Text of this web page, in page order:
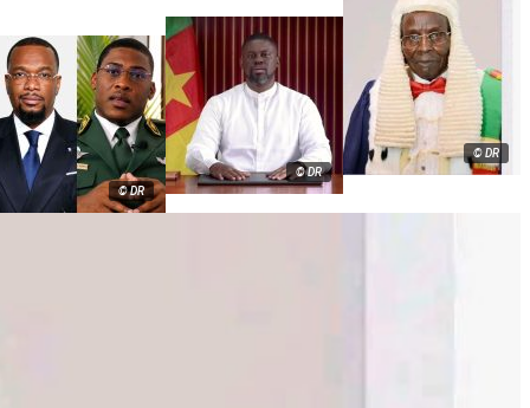
© DR
© DR
© DR